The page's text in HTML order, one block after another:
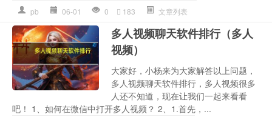
pb 06-01 0 183 文章列表
多人视频聊天软件排行（多人
视频）
大家好，小杨来为大家解答以上问题，
多人视频聊天软件排行，多人视频很多
人还不知道，现在让我们一起来看看
吧！ 1、如何在微信中打开多人视频？ 2、1.首先，...